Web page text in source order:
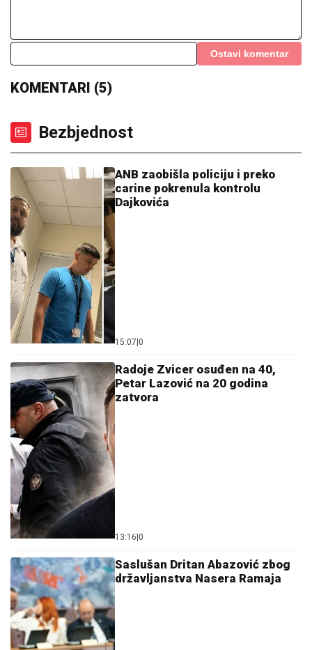
Ostavi komentar
KOMENTARI (5)
Bezbjednost
ANB zaobišla policiju i preko
carine pokrenula kontrolu
Dajkovića
15:07 0
Radoje Zvicer osuđen na 40,
Petar Lazović na 20 godina
zatvora
13:16 0
Saslušan Dritan Abazović zbog
državljanstva Nasera Ramaja